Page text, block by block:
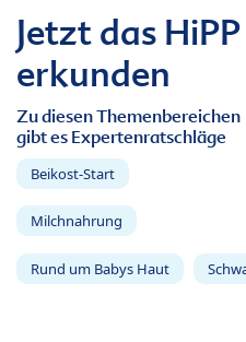
Jetzt das
erkunden
Zu diesen Themenbereichen
gibt es Expertenratschläge
Beikost-Start
Milchnahrung
Rund um Babys Haut